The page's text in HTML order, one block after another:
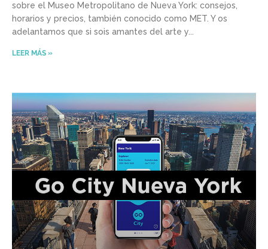
sobre el Museo Metropolitano de Nueva York: consejos,
horarios y precios, también conocido como MET. Y os
adelantamos que si sois amantes del arte y
LEER MÁS »